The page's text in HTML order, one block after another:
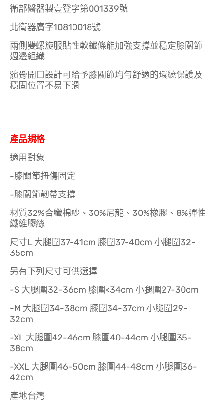
衛部醫器製壹登字第001339號
北衛器廣字10810018號
兩側雙螺旋服貼性軟鐵條能加強支撐並穩定膝關節
週邊組織
髕骨開口設計可給予膝關節均勻舒適的環繞保護及
穩固位置不易下滑
產品規格
適用對象
-膝關節扭傷固定
-膝關節韌帶支撐
材質32%合纖棉紗、30%尼龍、30%橡膠、8%彈性
纖維膠絲
尺寸L 大腿圍37-41cm 膝圍37-40cm 小腿圍32-
35cm
另有下列尺寸可供選擇
-S 大腿圍32-36cm 膝圍<34cm 小腿圍27-30cm
-M 大腿圍34-38cm 膝圍34-37cm 小腿圍29-
32cm
-XL 大腿圍42-46cm 膝圍40-44cm 小腿圍35-
38cm
-XXL 大腿圍46-50cm 膝圍44-48cm 小腿圍36-
42cm
產地台灣